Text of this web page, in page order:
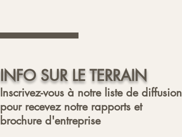
INFO SUR LE TERRAIN
Inscrivez-vous à notre liste de diffusion
pour recevez notre rapports et
brochure d'entreprise